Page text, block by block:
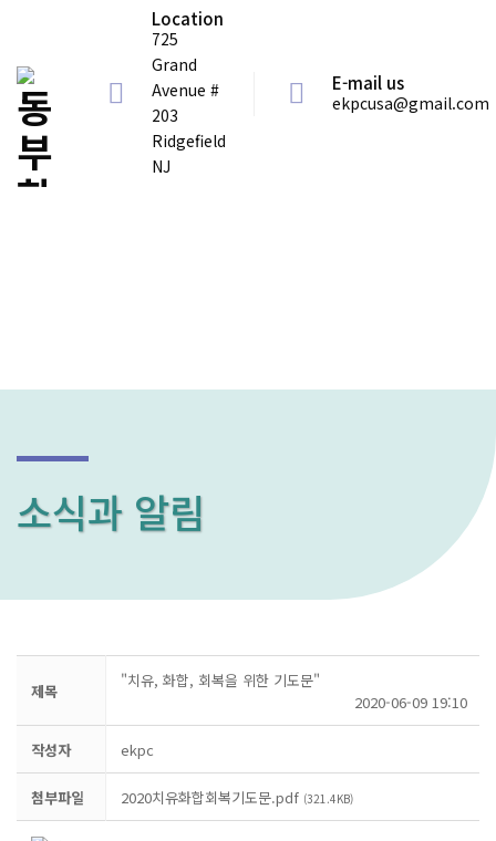
Location
725
Grand
Avenue #
203
Ridgefield
NJ
E-mail us
ekpcusa@gmail.com
소식과 알림
제목
"치유, 화합, 회복을 위한 기도문"
2020-06-09 19:10
작성자 ekpc
첨부파일 2020치유화합회복기도문.pdf (321.4KB)